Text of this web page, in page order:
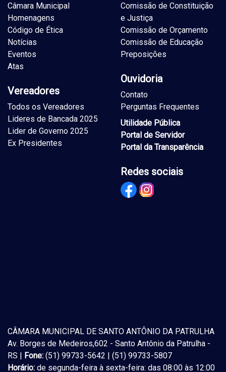
Câmara Municipal
Homenagens
Código de Ética
Notícias
Eventos
Atas
Vereadores
Todos os Vereadores
Lideres de Bancada 2025
Lider de Governo 2025
Ex Presidentes
Comissão de Constituição
e Justiça
Comissão de Orçamento
Comissão de Educação
Preposições
Ouvidoria
Contato
Perguntas Frequentes
Utilidade Pública
Portal de Servidor
Portal da Transparência
Redes sociais
CÂMARA MUNICIPAL DE SANTO ANTÔNIO DA PATRULHA
Av. Borges de Medeiros,602 - Santo Antônio da Patrulha -
RS | Fone: (51) 99733-5642 | (51) 99733-5807
Horário: de segunda-feira à sexta-feira: das 08:00 às 12:00